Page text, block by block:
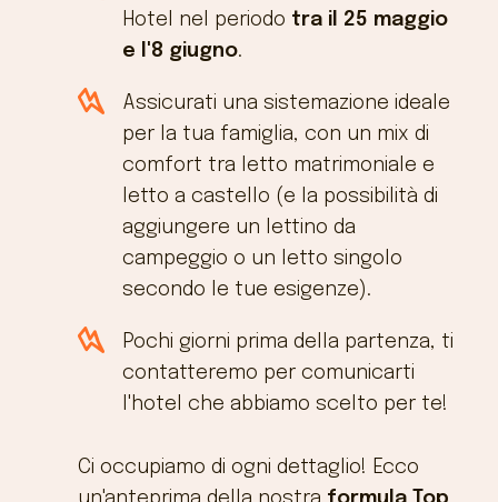
Hotel nel periodo tra il 25 maggio
e l'8 giugno.
Assicurati una sistemazione ideale
per la tua famiglia, con un mix di
comfort tra letto matrimoniale e
letto a castello (e la possibilità di
aggiungere un lettino da
campeggio o un letto singolo
secondo le tue esigenze).
Pochi giorni prima della partenza, ti
contatteremo per comunicarti
l'hotel che abbiamo scelto per te!
Ci occupiamo di ogni dettaglio! Ecco